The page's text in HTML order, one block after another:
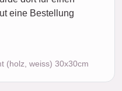
eine Bestellung
(holz, weiss) 30x30cm